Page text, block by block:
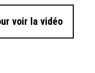
voir la vidéo